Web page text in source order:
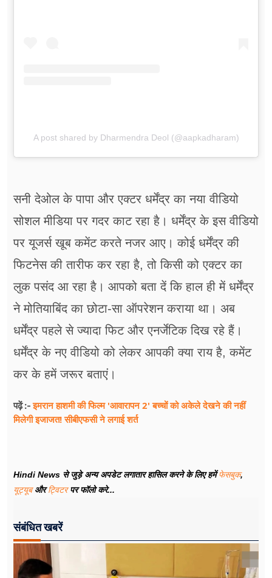
A post shared by Dharmendra Deol (@aapkadharam)
सनी देओल के पापा और एक्टर धर्मेंद्र का नया वीडियो
सोशल मीडिया पर गदर काट रहा है। धर्मेंद्र के इस वीडियो
पर यूजर्स खूब कमेंट करते नजर आए। कोई धर्मेंद्र की
फिटनेस की तारीफ कर रहा है, तो किसी को एक्टर का
लुक पसंद आ रहा है। आपको बता दें कि हाल ही में धर्मेंद्र
ने मोतियाबिंद का छोटा-सा ऑपरेशन कराया था। अब
धर्मेंद्र पहले से ज्यादा फिट और एनर्जेटिक दिख रहे हैं।
धर्मेंद्र के नए वीडियो को लेकर आपकी क्या राय है, कमेंट
कर के हमें जरूर बताएं।
पढ़ें :-इमरान हाशमी की फिल्म 'आवारापन 2' बच्चों को अकेले देखने की नहीं
मिलेगी इजाजत! सीबीएफसी ने लगाई शर्त
Hindi News से जुड़े अन्य अपडेट लगातार हासिल करने के लिए हमेंफेसबुक,
यूट्यूबऔरट्विटरपर फॉलो करे...
संबंधित खबरें